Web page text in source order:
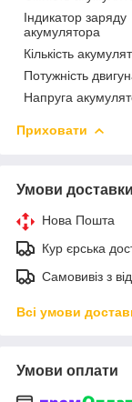
Індикатор заряду
акумулятора
Кількість
Потужність
Напруга
Приховати
Умови доставки
Нова Пошта
Кур єрська
Самовивіз з
Всі умови
Умови оплати